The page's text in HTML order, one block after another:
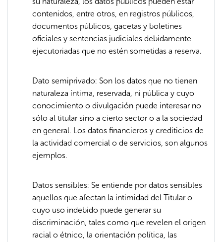
contenidos, entre otros, en registros públicos,
documentos públicos, gacetas y boletines
oficiales y sentencias judiciales debidamente
ejecutoriadas que no estén sometidas a reserva.
Dato semiprivado: Son los datos que no tienen
naturaleza íntima, reservada, ni pública y cuyo
conocimiento o divulgación puede interesar no
sólo al titular sino a cierto sector o a la sociedad
en general. Los datos financieros y crediticios de
la actividad comercial o de servicios, son algunos
ejemplos.
Datos sensibles: Se entiende por datos sensibles
aquellos que afectan la intimidad del Titular o
cuyo uso indebido puede generar su
discriminación, tales como que revelen el origen
racial o étnico, la orientación política, las